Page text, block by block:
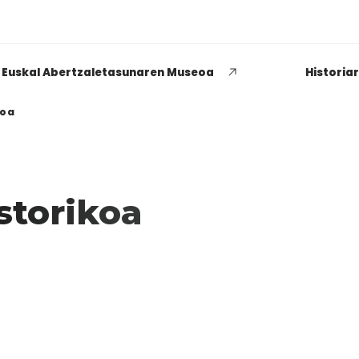
Euskal Abertzaletasunaren Museoa
EUSKADI THINK NEXT
Zenbat buru, hainbat aburu